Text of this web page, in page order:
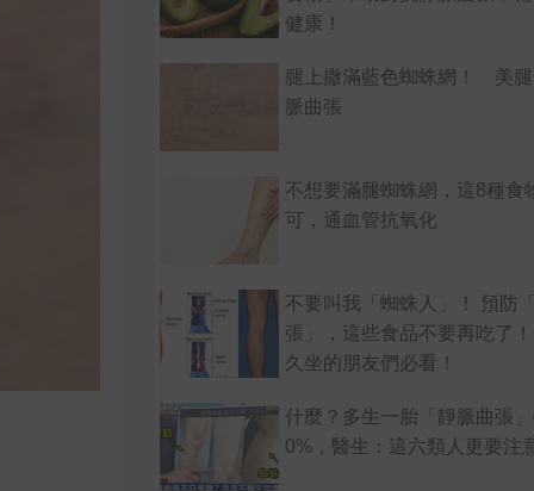
健康！
腿上撒滿藍色蜘蛛網！ 美
脈曲張
不想要滿腿蜘蛛網，這8種食
可，通血管抗氧化
不要叫我「蜘蛛人」！ 預防
張」，這些食品不要再吃了
久坐的朋友們必看！
什麼？多生一胎「靜脈曲張
0%，醫生：這六類人更要注